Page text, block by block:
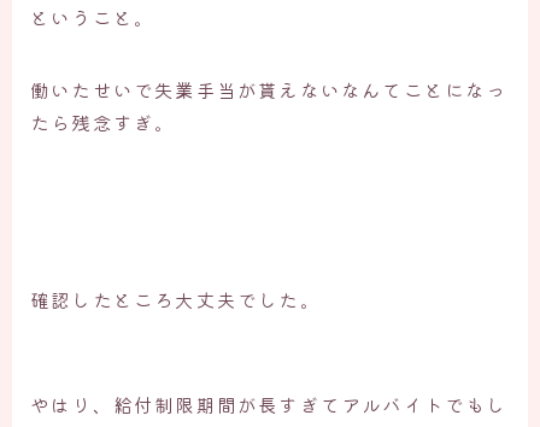
ということ。
働いたせいで失業手当が貰えないなんてことになっ
たら残念すぎ。
確認したところ大丈夫でした。
やはり、給付制限期間が長すぎてアルバイトでもし